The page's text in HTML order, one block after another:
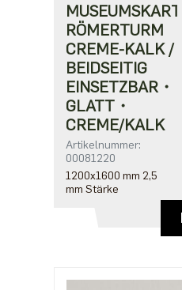
RÖMERTURM
CREME-KALK /
BEIDSEITIG
EINSETZBAR・
GLATT・
CREME/KALK
Artikelnummer:
00081220
1200x1600 mm 2,5
mm Stärke